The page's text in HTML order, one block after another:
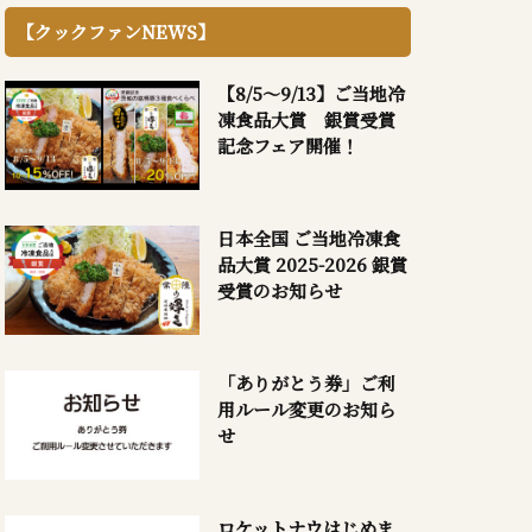
【クックファンNEWS】
【8/5～9/13】ご当地冷
凍食品大賞 銀賞受賞
記念フェア開催！
日本全国 ご当地冷凍食
品大賞 2025-2026 銀賞
受賞のお知らせ
「ありがとう券」ご利
用ルール変更のお知ら
せ